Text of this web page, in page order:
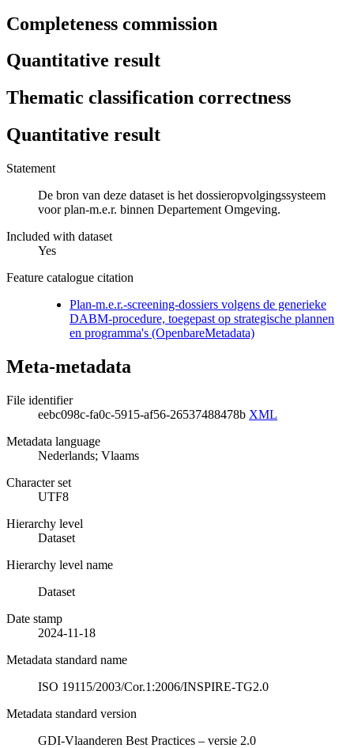
Completeness commission
Quantitative result
Thematic classification correctness
Quantitative result
Statement
De bron van deze dataset is het dossieropvolgingssysteem
voor plan-m.e.r. binnen Departement Omgeving.
Included with dataset
Yes
Feature catalogue citation
Plan-m.e.r.-screening-dossiers volgens de generieke
DABM-procedure, toegepast op strategische plannen
en programma's (OpenbareMetadata)
Meta-metadata
File identifier
eebc098c-fa0c-5915-af56-26537488478b XML
Metadata language
Nederlands; Vlaams
Character set
UTF8
Hierarchy level
Dataset
Hierarchy level name
Dataset
Date stamp
2024-11-18
Metadata standard name
ISO 19115/2003/Cor.1:2006/INSPIRE-TG2.0
Metadata standard version
GDI-Vlaanderen Best Practices – versie 2.0